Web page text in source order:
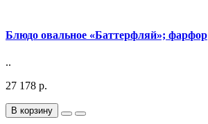
Блюдо овальное «Баттерфляй»; фарфор
..
27 178 р.
В корзину